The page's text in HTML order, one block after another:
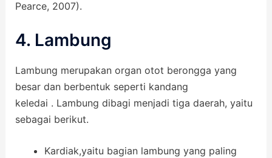
Pearce, 2007).
4. Lambung
Lambung merupakan organ otot berongga yang
besar dan berbentuk seperti kandang
keledai . Lambung dibagi menjadi tiga daerah, yaitu
sebagai berikut.
Kardiak,yaitu bagian lambung yang paling